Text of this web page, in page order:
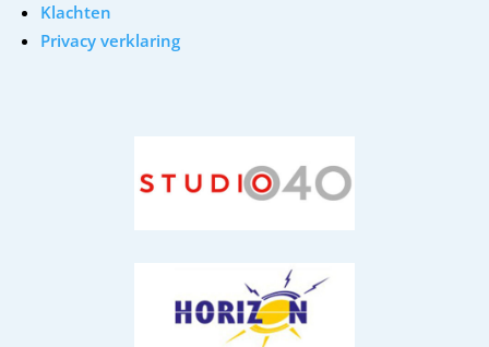
Klachten
Privacy verklaring